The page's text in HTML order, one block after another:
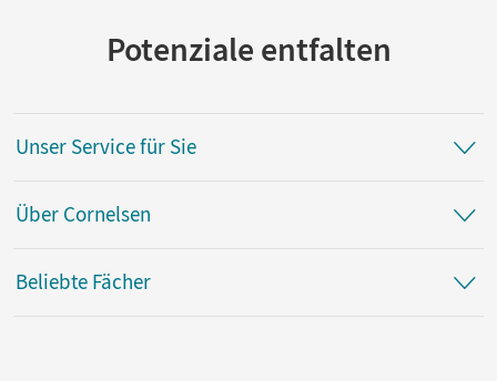
Potenziale entfalten
Unser Service für Sie
Über Cornelsen
Beliebte Fächer